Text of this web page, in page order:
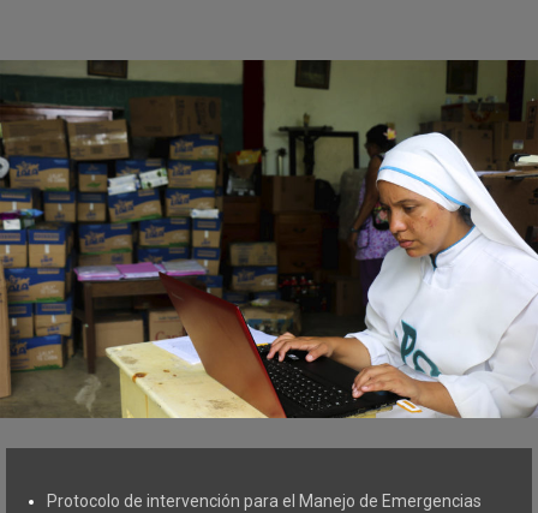
Protocolo de intervención para el Manejo de Emergencias